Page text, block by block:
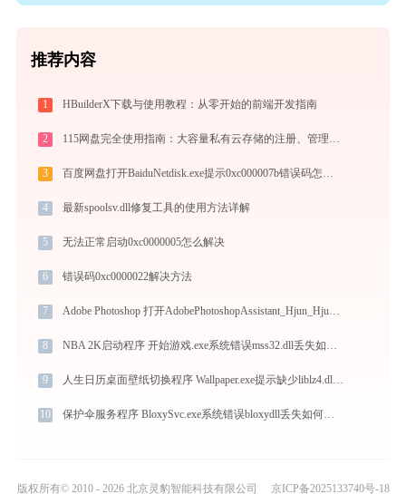
推荐内容
1 HBuilderX下载与使用教程：从零开始的前端开发指南
2 115网盘完全使用指南：大容量私有云存储的注册、管理与分享全攻略（2026最新）
3 百度网盘打开BaiduNetdisk.exe提示0xc000007b错误码怎么办
4 最新spoolsv.dll修复工具的使用方法详解
5 无法正常启动0xc0000005怎么解决
6 错误码0xc0000022解决方法
7 Adobe Photoshop 打开AdobePhotoshopAssistant_Hjun_Hjun.exe找不到soui3.dll怎么办
8 NBA 2K启动程序 开始游戏.exe系统错误mss32.dll丢失如何解决
9 人生日历桌面壁纸切换程序 Wallpaper.exe提示缺少liblz4.dll文件的解决办法
10 保护伞服务程序 BloxySvc.exe系统错误bloxydll丢失如何解决
版权所有© 2010 - 2026 北京灵豹智能科技有限公司 京ICP备2025133740号-18